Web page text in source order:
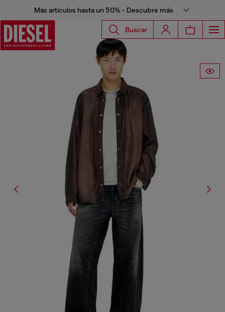
Más artículos hasta un 50% - Descubre más
Buscar